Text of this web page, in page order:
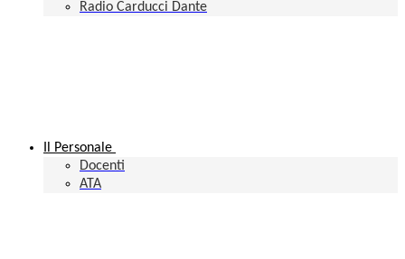
Radio Carducci Dante
Il Personale
Docenti
ATA